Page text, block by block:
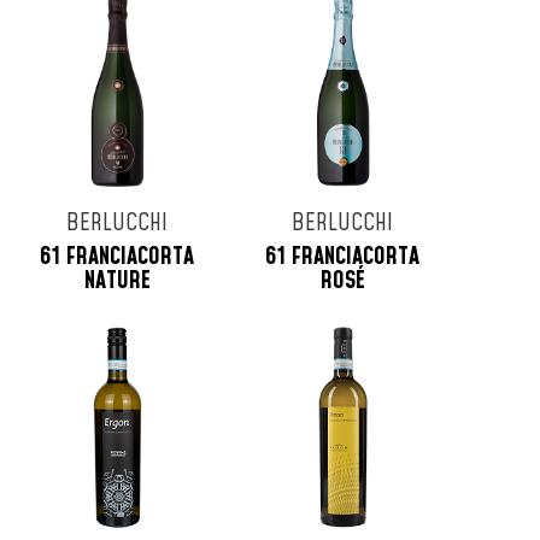
BERLUCCHI
61 FRANCIACORTA
NATURE
BERLUCCHI
61 FRANCIACORTA
ROSÉ